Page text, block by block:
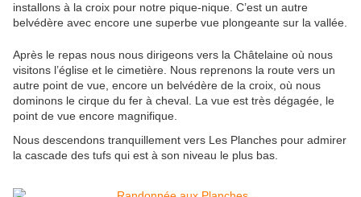
installons à la croix pour notre pique-nique. C’est un autre
belvédère avec encore une superbe vue plongeante sur la vallée.
Après le repas nous nous dirigeons vers la Châtelaine où nous
visitons l’église et le cimetière. Nous reprenons la route vers un
autre point de vue, encore un belvédère de la croix, où nous
dominons le cirque du fer à cheval. La vue est très dégagée, le
point de vue encore magnifique.
Nous descendons tranquillement vers Les Planches pour admirer
la cascade des tufs qui est à son niveau le plus bas.